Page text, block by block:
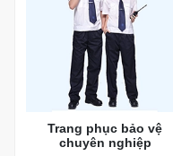
Trang phục bảo vệ
chuyên nghiệp